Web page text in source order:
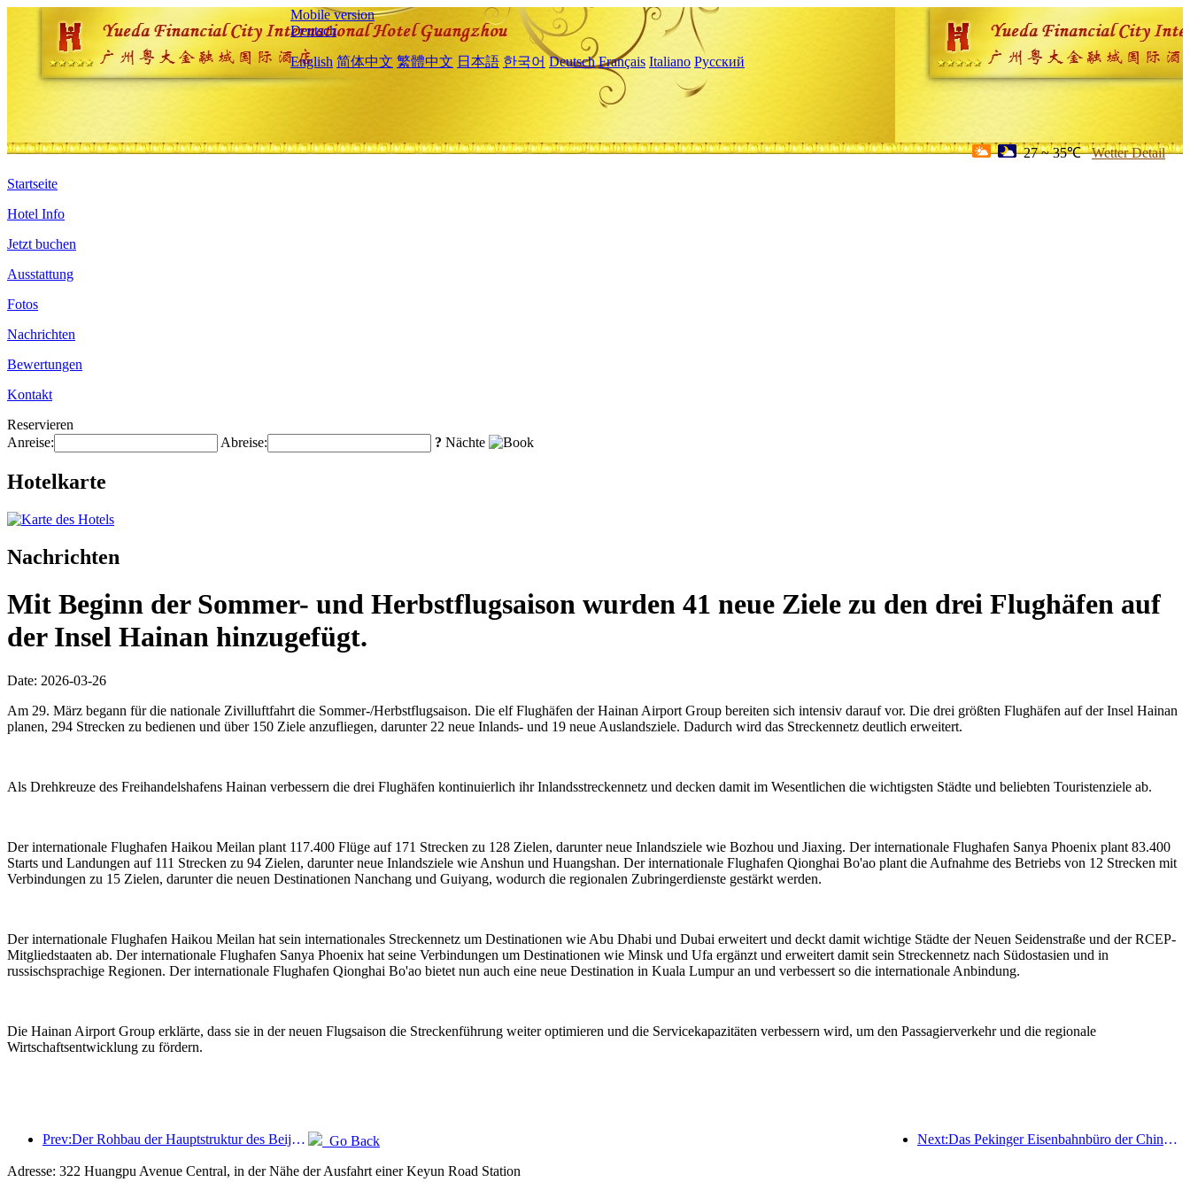
Mobile version
Deutsch
English 简体中文 繁體中文 日本語 한국어 Deutsch Français Italiano Русский
27 ~ 35℃ Wetter Detail
Startseite
Hotel Info
Jetzt buchen
Ausstattung
Fotos
Nachrichten
Bewertungen
Kontakt
Reservieren
Anreise:
Abreise: ? Nächte
Hotelkarte
Nachrichten
Mit Beginn der Sommer- und Herbstflugsaison wurden 41 neue Ziele zu den drei Flughäfen auf
der Insel Hainan hinzugefügt.
Date: 2026-03-26
Am 29. März begann für die nationale Zivilluftfahrt die Sommer-/Herbstflugsaison. Die elf Flughäfen der Hainan Airport Group bereiten sich intensiv darauf vor. Die drei größten Flughäfen auf der Insel Hainan
planen, 294 Strecken zu bedienen und über 150 Ziele anzufliegen, darunter 22 neue Inlands- und 19 neue Auslandsziele. Dadurch wird das Streckennetz deutlich erweitert.
Als Drehkreuze des Freihandelshafens Hainan verbessern die drei Flughäfen kontinuierlich ihr Inlandsstreckennetz und decken damit im Wesentlichen die wichtigsten Städte und beliebten Touristenziele ab.
Der internationale Flughafen Haikou Meilan plant 117.400 Flüge auf 171 Strecken zu 128 Zielen, darunter neue Inlandsziele wie Bozhou und Jiaxing. Der internationale Flughafen Sanya Phoenix plant 83.400
Starts und Landungen auf 111 Strecken zu 94 Zielen, darunter neue Inlandsziele wie Anshun und Huangshan. Der internationale Flughafen Qionghai Bo'ao plant die Aufnahme des Betriebs von 12 Strecken mit
Verbindungen zu 15 Zielen, darunter die neuen Destinationen Nanchang und Guiyang, wodurch die regionalen Zubringerdienste gestärkt werden.
Der internationale Flughafen Haikou Meilan hat sein internationales Streckennetz um Destinationen wie Abu Dhabi und Dubai erweitert und deckt damit wichtige Städte der Neuen Seidenstraße und der RCEP-
Mitgliedstaaten ab. Der internationale Flughafen Sanya Phoenix hat seine Verbindungen um Destinationen wie Minsk und Ufa ergänzt und erweitert damit sein Streckennetz nach Südostasien und in
russischsprachige Regionen. Der internationale Flughafen Qionghai Bo'ao bietet nun auch eine neue Destination in Kuala Lumpur an und verbessert so die internationale Anbindung.
Die Hainan Airport Group erklärte, dass sie in der neuen Flugsaison die Streckenführung weiter optimieren und die Servicekapazitäten verbessern wird, um den Passagierverkehr und die regionale
Wirtschaftsentwicklung zu fördern.
Prev:Der Rohbau der Hauptstruktur des Beijing Haichang Ocean Park soll bis Ende des Jahres fertiggestellt sein; die Fertigstellung und Eröffnung werden für das Jahr 2027 erwartet. Next:Das Pekinger Eisenbahnbüro der China Railway hat den Transportbetrieb anlässlich des Qingming-Festivals aufgenommen und rechnet mit 7,37 Millionen Fahrgästen.
Go Back
Adresse: 322 Huangpu Avenue Central, in der Nähe der Ausfahrt einer Keyun Road Station